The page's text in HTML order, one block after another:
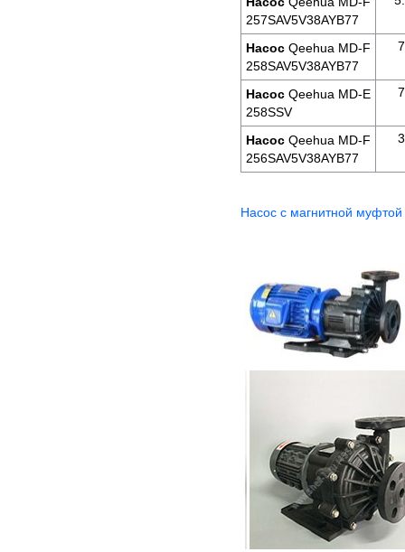
257SAV5V38AYB77
Насос Qeehua MD-F
258SAV5V38AYB77
Насос Qeehua MD-E
258SSV
Насос Qeehua MD-F
256SAV5V38AYB77
Насос c магнитной